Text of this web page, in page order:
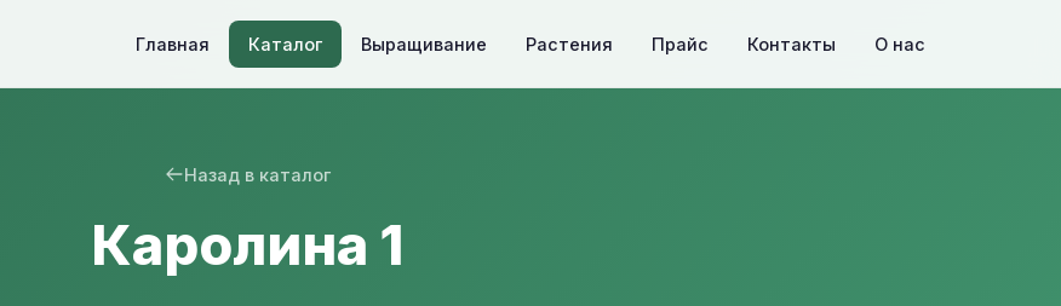
Главная Каталог Выращивание Растения Прайс Контакты О нас
Назад в каталог
Каролина 1